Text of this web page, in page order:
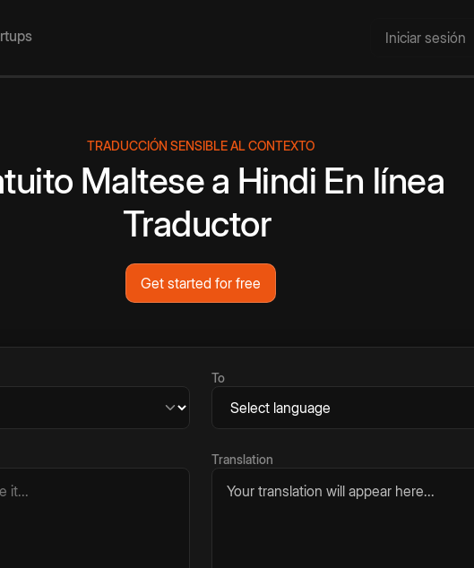
Iniciar sesión
TRADUCCIÓN SENSIBLE AL CONTEXTO
Maltesea Hindi En línea
Traductor
Get started for free
To
Translation
Your translation will appear here...